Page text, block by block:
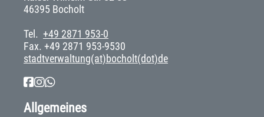
46395 Bocholt
Tel. +49 2871 953-0
Fax. +49 2871 953-9530
stadtverwaltung(at)bocholt(dot)de
Allgemeines